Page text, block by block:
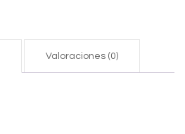
Valoraciones (0)